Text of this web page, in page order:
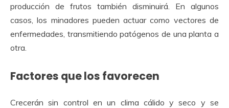
producción de frutos también disminuirá. En algunos
casos, los minadores pueden actuar como vectores de
enfermedades, transmitiendo patógenos de una planta a
otra.
Factores que los favorecen
Crecerán sin control en un clima cálido y seco y se